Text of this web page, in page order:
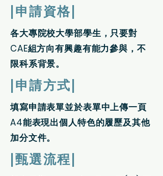
|申請資格|
各大專院校大學部學生，只要對
CAE組方向有興趣有能力參與，不
限科系背景。
|申請方式|
填寫申請表單並於表單中上傳一頁
A4能表現出個人特色的履歷及其他
加分文件。
|甄選流程|